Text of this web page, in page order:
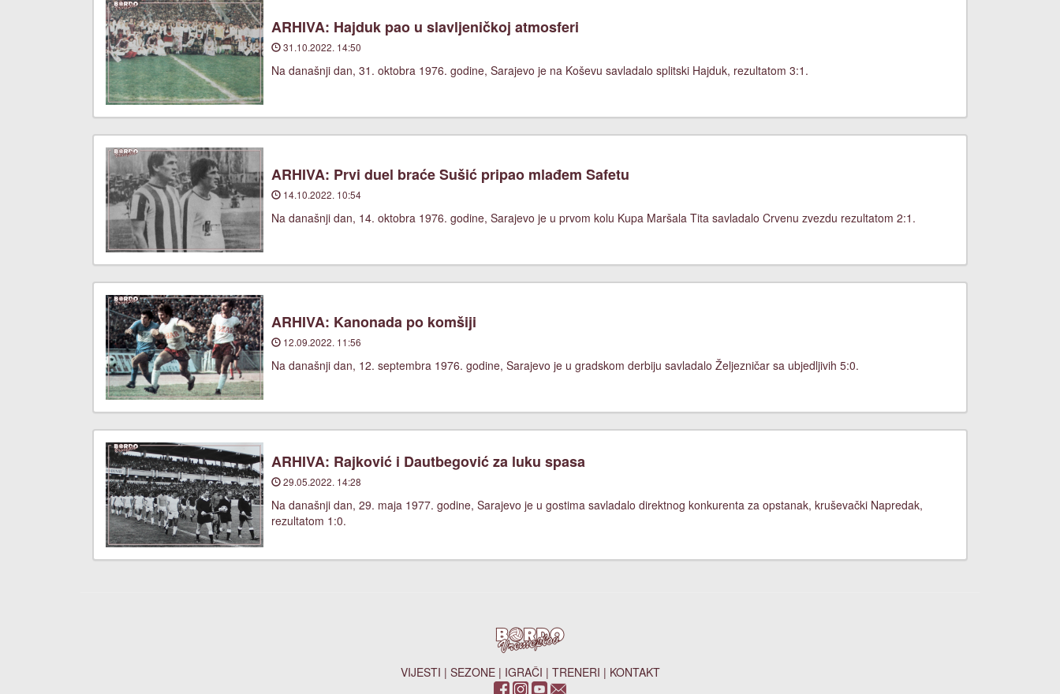
ARHIVA: Hajduk pao u slavljeničkoj atmosferi
31.10.2022. 14:50
Na današnji dan, 31. oktobra 1976. godine, Sarajevo je na Koševu savladalo splitski Hajduk, rezultatom 3:1.
ARHIVA: Prvi duel braće Sušić pripao mlađem Safetu
14.10.2022. 10:54
Na današnji dan, 14. oktobra 1976. godine, Sarajevo je u prvom kolu Kupa Maršala Tita savladalo Crvenu zvezdu rezultatom 2:1.
ARHIVA: Kanonada po komšiji
12.09.2022. 11:56
Na današnji dan, 12. septembra 1976. godine, Sarajevo je u gradskom derbiju savladalo Željezničar sa ubjedljivih 5:0.
ARHIVA: Rajković i Dautbegović za luku spasa
29.05.2022. 14:28
Na današnji dan, 29. maja 1977. godine, Sarajevo je u gostima savladalo direktnog konkurenta za opstanak, kruševački Napredak,
rezultatom 1:0.
VIJESTI | SEZONE| IGRAČI | TRENERI | KONTAKT